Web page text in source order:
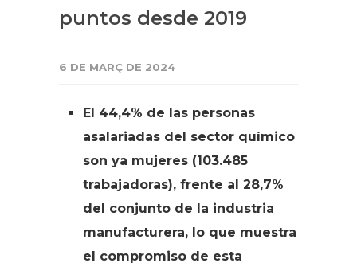
puntos desde 2019
6 DE MARÇ DE 2024
El 44,4% de las personas
asalariadas del sector químico
son ya mujeres (103.485
trabajadoras), frente al 28,7%
del conjunto de la industria
manufacturera, lo que muestra
el compromiso de esta